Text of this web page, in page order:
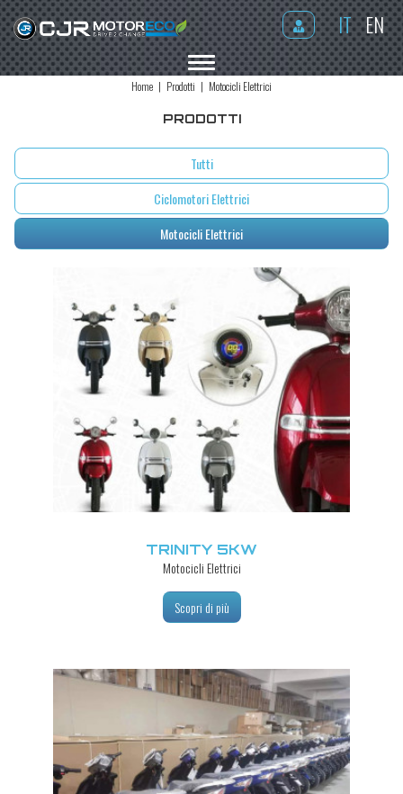
IT EN
MENU
Home Prodotti Motocicli Elettrici
PRODOTTI
Tutti
Ciclomotori Elettrici
Motocicli Elettrici
TRINITY 5KW
Motocicli Elettrici
Scopri di più